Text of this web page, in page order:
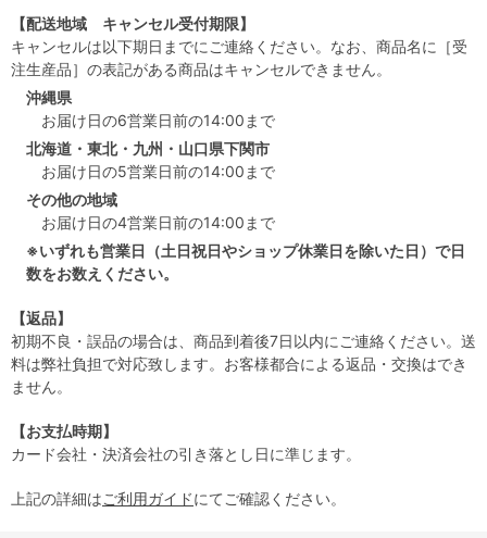
【配送地域 キャンセル受付期限】
キャンセルは以下期日までにご連絡ください。なお、商品名に［受
注生産品］の表記がある商品はキャンセルできません。
沖縄県
お届け日の6営業日前の14:00まで
北海道・東北・九州・山口県下関市
お届け日の5営業日前の14:00まで
その他の地域
お届け日の4営業日前の14:00まで
※いずれも営業日（土日祝日やショップ休業日を除いた日）で日
数をお数えください。
【返品】
初期不良・誤品の場合は、商品到着後7日以内にご連絡ください。送
料は弊社負担で対応致します。お客様都合による返品・交換はでき
ません。
【お支払時期】
カード会社・決済会社の引き落とし日に準じます。
上記の詳細はご利用ガイドにてご確認ください。